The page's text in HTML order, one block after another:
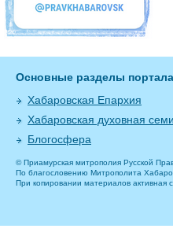
Основные разделы портала
Хабаровская Епархия
Хабаровская духовная
Блогосфера
© Приамурская митрополия Русской
По благословению Митрополита
При копировании материалов активная